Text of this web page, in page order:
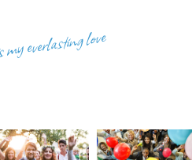
everlasting love